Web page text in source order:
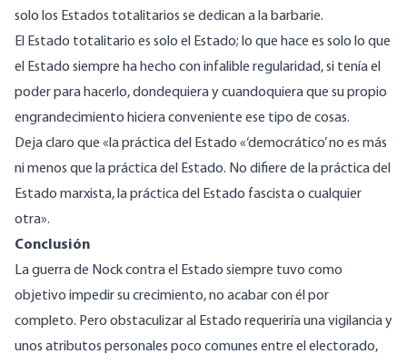
solo los Estados totalitarios se dedican a la barbarie.
El Estado totalitario es solo el Estado; lo que hace es solo lo que
el Estado siempre ha hecho con infalible regularidad, si tenía el
poder para hacerlo, dondequiera y cuandoquiera que su propio
engrandecimiento hiciera conveniente ese tipo de cosas.
Deja claro que «la práctica del Estado «‘democrático’ no es más
ni menos que la práctica del Estado. No difiere de la práctica del
Estado marxista, la práctica del Estado fascista o cualquier
otra».
Conclusión
La guerra de Nock contra el Estado siempre tuvo como
objetivo impedir su crecimiento, no acabar con él por
completo. Pero obstaculizar al Estado requeriría una vigilancia y
unos atributos personales poco comunes entre el electorado,